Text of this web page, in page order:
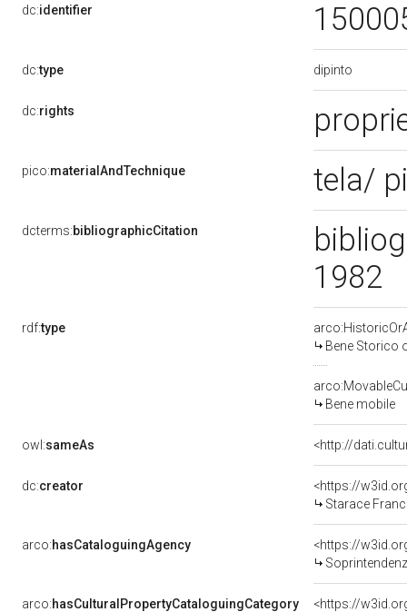
dc:identifier
dc:type dipinto
dc:rights
pico:materialAndTechnique tela/
dcterms:bibliographicCitation
1982
rdf:type
Bene Storico
Bene mobile
owl:sameAs <http://
dc:creator
<https://
Starace
arco:hasCataloguingAgency
<https://
arco:hasCulturalPropertyCataloguingCategory <https://